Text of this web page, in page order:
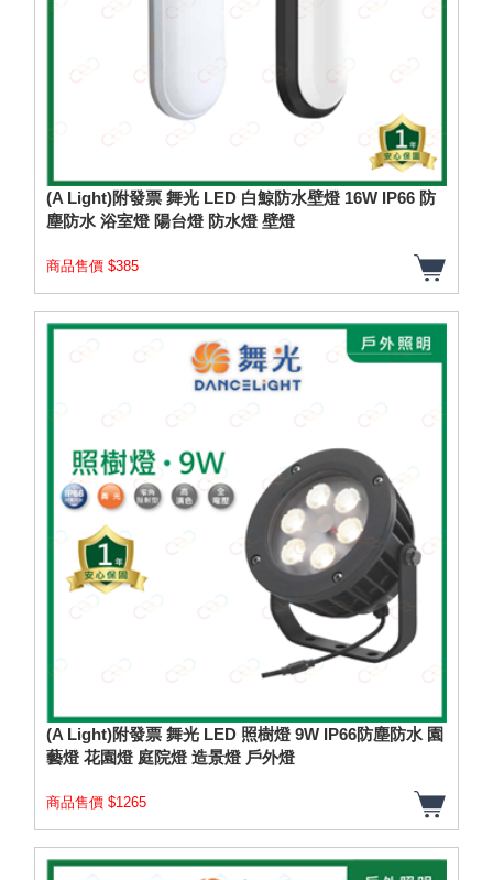
(A Light)附發票 舞光 LED 白鯨防水壁燈 16W IP66 防
塵防水 浴室燈 陽台燈 防水燈 壁燈
商品售價 $385
(A Light)附發票 舞光 LED 照樹燈 9W IP66防塵防水 園
藝燈 花園燈 庭院燈 造景燈 戶外燈
商品售價 $1265